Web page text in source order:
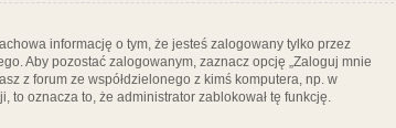
informację o tym, że jesteś zalogowany tylko przez
Aby pozostać zalogowanym, zaznacz opcję „Zaloguj mnie
z forum ze współdzielonego z kimś komputera, np. w
oznacza to, że administrator zablokował tę funkcję.